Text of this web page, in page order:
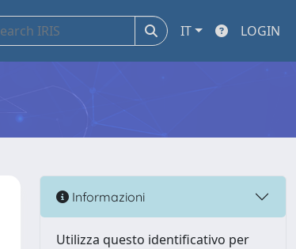
IT LOGIN
Informazioni
Utilizza questo identificativo per